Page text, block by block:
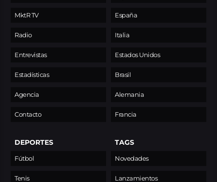
MktR TV
Radio
Entrevistas
Estadísticas
Agencia
Contacto
España
Italia
Estados Unidos
Brasil
Alemania
Francia
DEPORTES
Fútbol
Tenis
TAGS
Novedades
Lanzamientos